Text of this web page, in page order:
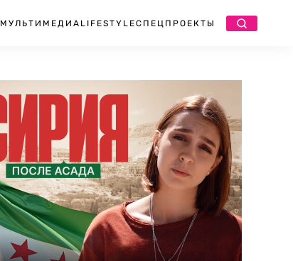
МУЛЬТИМЕДИА LIFESTYLEСПЕЦПРОЕКТЫ